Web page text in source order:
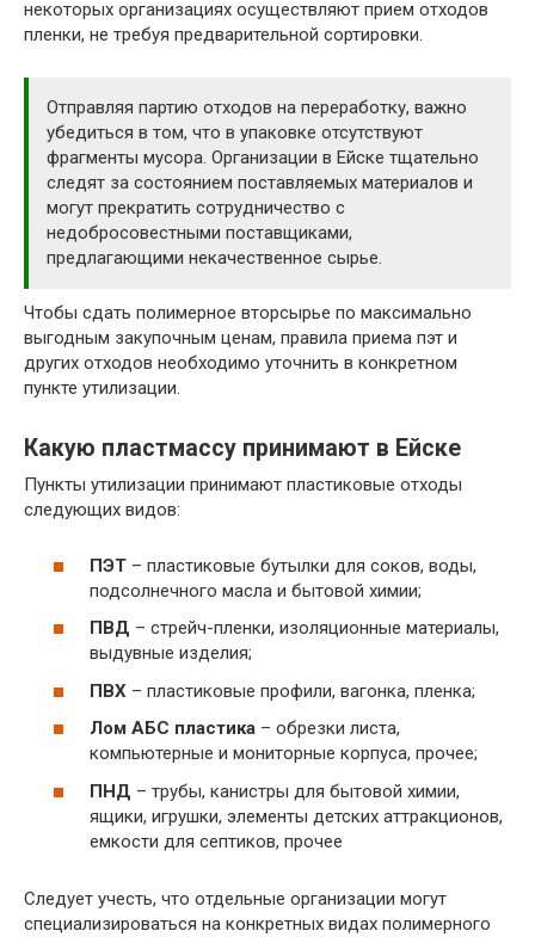
некоторых организациях осуществляют прием отходов
пленки, не требуя предварительной сортировки.
Отправляя партию отходов на переработку, важно
убедиться в том, что в упаковке отсутствуют
фрагменты мусора. Организации в Ейске тщательно
следят за состоянием поставляемых материалов и
могут прекратить сотрудничество с
недобросовестными поставщиками,
предлагающими некачественное сырье.
Чтобы сдать полимерное вторсырье по максимально
выгодным закупочным ценам, правила приема пэт и
других отходов необходимо уточнить в конкретном
пункте утилизации.
Какую пластмассу принимают в Ейске
Пункты утилизации принимают пластиковые отходы
следующих видов:
ПЭТ – пластиковые бутылки для соков, воды,
подсолнечного масла и бытовой химии;
ПВД – стрейч-пленки, изоляционные материалы,
выдувные изделия;
ПВХ – пластиковые профили, вагонка, пленка;
Лом АБС пластика – обрезки листа,
компьютерные и мониторные корпуса, прочее;
ПНД – трубы, канистры для бытовой химии,
ящики, игрушки, элементы детских аттракционов,
емкости для септиков, прочее
Следует учесть, что отдельные организации могут
специализироваться на конкретных видах полимерного